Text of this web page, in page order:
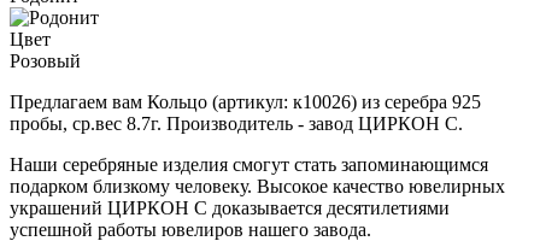
Цвет
Розовый
Предлагаем вам Кольцо (артикул: к10026) из серебра 925
пробы, ср.вес 8.7г. Производитель - завод ЦИРКОН С.
Наши серебряные изделия смогут стать запоминающимся
подарком близкому человеку. Высокое качество ювелирных
украшений ЦИРКОН С доказывается десятилетиями
успешной работы ювелиров нашего завода.